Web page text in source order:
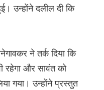
उन्होंने दलील दी कि
ने तर्क दिया कि
रहेगा और सावंत को
गया। उन्होंने प्रस्तुत